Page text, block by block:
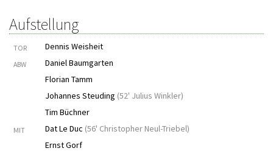
Aufstellung
TOR Dennis Weisheit
ABW
Daniel Baumgarten
Florian Tamm
Johannes Steuding (52' Julius Winkler)
Tim Büchner
MIT Dat Le Duc (56' Christopher Neul-Triebel)
Ernst Gorf